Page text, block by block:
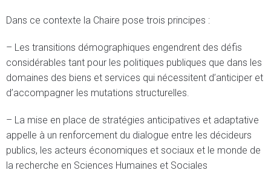
Dans ce contexte la Chaire pose trois principes :
– Les transitions démographiques engendrent des défis
considérables tant pour les politiques publiques que dans les
domaines des biens et services qui nécessitent d’anticiper et
d’accompagner les mutations structurelles.
– La mise en place de stratégies anticipatives et adaptative
appelle à un renforcement du dialogue entre les décideurs
publics, les acteurs économiques et sociaux et le monde de
la recherche en Sciences Humaines et Sociales